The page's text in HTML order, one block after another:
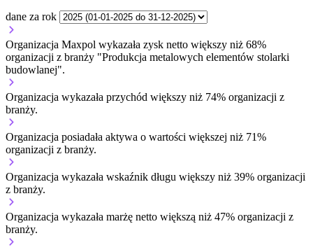
dane za rok
Organizacja Maxpol wykazała zysk netto większy niż 68%
organizacji z branży "Produkcja metalowych elementów stolarki
budowlanej".
Organizacja wykazała przychód większy niż 74% organizacji z
branży.
Organizacja posiadała aktywa o wartości większej niż 71%
organizacji z branży.
Organizacja wykazała wskaźnik długu większy niż 39% organizacji
z branży.
Organizacja wykazała marżę netto większą niż 47% organizacji z
branży.